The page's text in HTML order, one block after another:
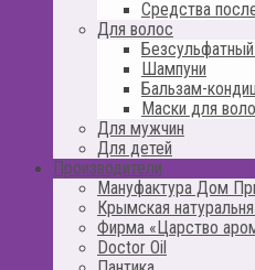
Средства
Для волос
Шампуни
Бальзам-
Маски для
Для мужчин
Для детей
Производители
Мануфактура Дом
Крымская
Фирма «Царство
Doctor Oil